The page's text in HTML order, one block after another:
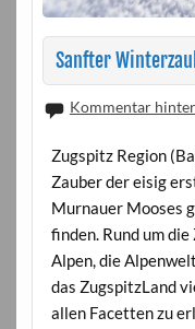
Sanfter
Kommentar
Zugspitz Region
Zauber der eisig
Murnauer Mooses
finden. Rund um
Alpen, die
das ZugspitzLand
allen Facetten zu